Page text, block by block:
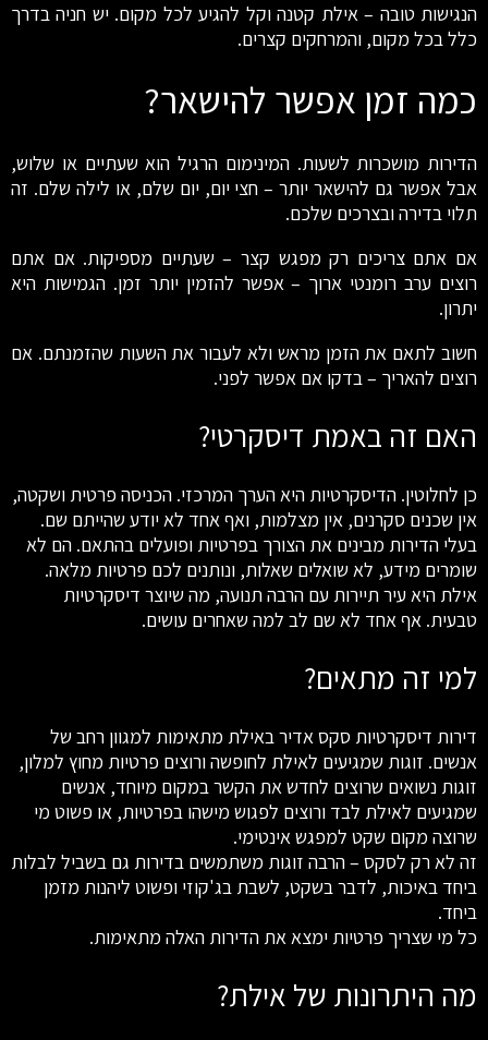
הנגישות טובה – אילת קטנה וקל להגיע לכל מקום. יש חניה בדרך
כלל בכל מקום, והמרחקים קצרים.
כמה זמן אפשר להישאר?
הדירות מושכרות לשעות. המינימום הרגיל הוא שעתיים או שלוש,
אבל אפשר גם להישאר יותר – חצי יום, יום שלם, או לילה שלם. זה
תלוי בדירה ובצרכים שלכם.
אם אתם צריכים רק מפגש קצר – שעתיים מספיקות. אם אתם
רוצים ערב רומנטי ארוך – אפשר להזמין יותר זמן. הגמישות היא
יתרון.
חשוב לתאם את הזמן מראש ולא לעבור את השעות שהזמנתם. אם
רוצים להאריך – בדקו אם אפשר לפני.
האם זה באמת דיסקרטי?
כן לחלוטין. הדיסקרטיות היא הערך המרכזי. הכניסה פרטית ושקטה,
אין שכנים סקרנים, אין מצלמות, ואף אחד לא יודע שהייתם שם.
בעלי הדירות מבינים את הצורך בפרטיות ופועלים בהתאם. הם לא
שומרים מידע, לא שואלים שאלות, ונותנים לכם פרטיות מלאה.
אילת היא עיר תיירות עם הרבה תנועה, מה שיוצר דיסקרטיות
טבעית. אף אחד לא שם לב למה שאחרים עושים.
למי זה מתאים?
דירות דיסקרטיות סקס אדיר באילת מתאימות למגוון רחב של
אנשים. זוגות שמגיעים לאילת לחופשה ורוצים פרטיות מחוץ למלון,
זוגות נשואים שרוצים לחדש את הקשר במקום מיוחד, אנשים
שמגיעים לאילת לבד ורוצים לפגוש מישהו בפרטיות, או פשוט מי
שרוצה מקום שקט למפגש אינטימי.
זה לא רק לסקס – הרבה זוגות משתמשים בדירות גם בשביל לבלות
ביחד באיכות, לדבר בשקט, לשבת בג'קוזי ופשוט ליהנות מזמן
ביחד.
כל מי שצריך פרטיות ימצא את הדירות האלה מתאימות.
מה היתרונות של אילת?